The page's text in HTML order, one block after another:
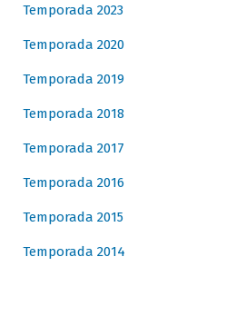
Temporada 2023
Temporada 2020
Temporada 2019
Temporada 2018
Temporada 2017
Temporada 2016
Temporada 2015
Temporada 2014